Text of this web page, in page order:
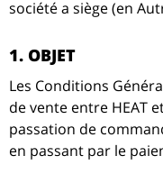
société a siège (en
1. OBJET
Les Conditions
de vente entre HEAT
passation de
en passant par le